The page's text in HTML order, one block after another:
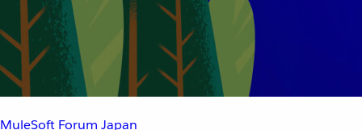
MuleSoft Forum Japan